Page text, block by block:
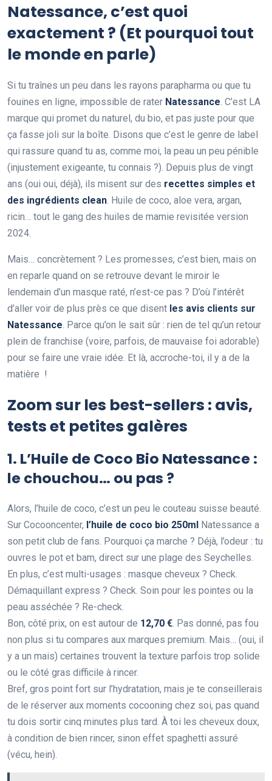
Natessance, c’est quoi
exactement ? (Et pourquoi tout
le monde en parle)
Si tu traînes un peu dans les rayons parapharma ou que tu
fouines en ligne, impossible de rater Natessance . C’est LA
marque qui promet du naturel, du bio, et pas juste pour que
ça fasse joli sur la boîte. Disons que c’est le genre de label
qui rassure quand tu as, comme moi, la peau un peu pénible
(injustement exigeante, tu connais ?). Depuis plus de vingt
ans (oui oui, déjà), ils misent sur des recettes simples et
des ingrédients clean . Huile de coco, aloe vera, argan,
ricin… tout le gang des huiles de mamie revisitée version
2024.
Mais… concrètement ? Les promesses, c’est bien, mais on
en reparle quand on se retrouve devant le miroir le
lendemain d’un masque raté, n’est-ce pas ? D’où l’intérêt
d’aller voir de plus près ce que disent les avis clients sur
Natessance . Parce qu’on le sait sûr : rien de tel qu’un retour
plein de franchise (voire, parfois, de mauvaise foi adorable)
pour se faire une vraie idée. Et là, accroche-toi, il y a de la
matière !
Zoom sur les best-sellers : avis,
tests et petites galères
1. L’Huile de Coco Bio Natessance :
le chouchou… ou pas ?
Alors, l’huile de coco, c’est un peu le couteau suisse beauté.
Sur Cocooncenter, l’huile de coco bio 250ml Natessance a
son petit club de fans. Pourquoi ça marche ? Déjà, l’odeur : tu
ouvres le pot et bam, direct sur une plage des Seychelles.
En plus, c’est multi-usages : masque cheveux ? Check.
Démaquillant express ? Check. Soin pour les pointes ou la
peau asséchée ? Re-check.
Bon, côté prix, on est autour de 12,70 € . Pas donné, pas fou
non plus si tu compares aux marques premium. Mais… (oui, il
y a un mais) certaines trouvent la texture parfois trop solide
ou le côté gras difficile à rincer.
Bref, gros point fort sur l’hydratation, mais je te conseillerais
de le réserver aux moments cocooning chez soi, pas quand
tu dois sortir cinq minutes plus tard. À toi les cheveux doux,
à condition de bien rincer, sinon effet spaghetti assuré
(vécu, hein).